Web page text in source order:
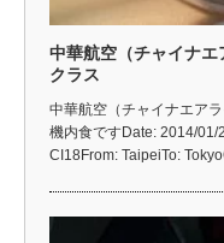
中華航空（チャイナ
クラス
中華航空（チャイナエア
機内食ですDate: 2014/
CI18From: TaipeiTo: